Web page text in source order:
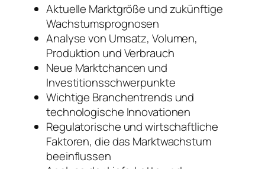
Aktuelle Marktgröße und zukünftige
Wachstumsprognosen
Analyse von Umsatz, Volumen,
Produktion und Verbrauch
Neue Marktchancen und
Investitionsschwerpunkte
Wichtige Branchentrends und
technologische Innovationen
Regulatorische und wirtschaftliche
Faktoren, die das Marktwachstum
beeinflussen